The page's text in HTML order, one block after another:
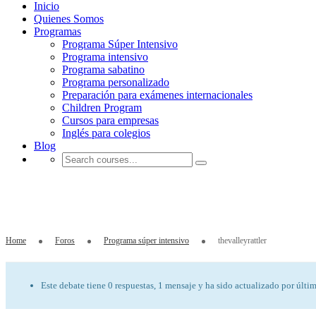
Inicio
Quienes Somos
Programas
Programa Súper Intensivo
Programa intensivo
Programa sabatino
Programa personalizado
Preparación para exámenes internacionales
Children Program
Cursos para empresas
Inglés para colegios
Blog
Home Foros Programa súper intensivo thevalleyrattler
Este debate tiene 0 respuestas, 1 mensaje y ha sido actualizado por